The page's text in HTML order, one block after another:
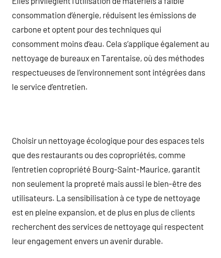
consommation d’énergie, réduisent les émissions de
carbone et optent pour des techniques qui
consomment moins d’eau. Cela s’applique également au
nettoyage de bureaux en Tarentaise, où des méthodes
respectueuses de l’environnement sont intégrées dans
le service d’entretien.
Choisir un nettoyage écologique pour des espaces tels
que des restaurants ou des copropriétés, comme
l’entretien copropriété Bourg-Saint-Maurice, garantit
non seulement la propreté mais aussi le bien-être des
utilisateurs. La sensibilisation à ce type de nettoyage
est en pleine expansion, et de plus en plus de clients
recherchent des services de nettoyage qui respectent
leur engagement envers un avenir durable.